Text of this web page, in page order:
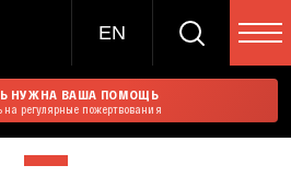
EN
НУЖНА ВАША ПОМОЩЬ
регулярные пожертвования